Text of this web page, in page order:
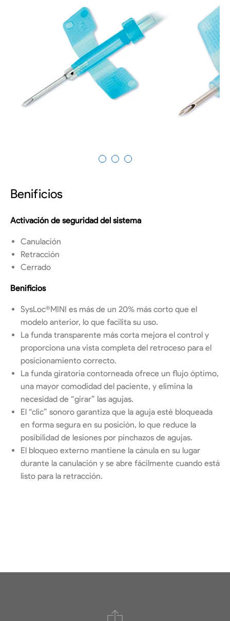
Benificios
Activación de seguridad del sistema
Canulación
Retracción
Cerrado
Benificios
SysLoc®MINI es más de un 20% más corto que el
modelo anterior, lo que facilita su uso.
La funda transparente más corta mejora el control y
proporciona una vista completa del retroceso para el
posicionamiento correcto.
La funda giratoria contorneada ofrece un flujo óptimo,
una mayor comodidad del paciente, y elimina la
necesidad de “girar” las agujas.
El “clic” sonoro garantiza que la aguja esté bloqueada
en forma segura en su posición, lo que reduce la
posibilidad de lesiones por pinchazos de agujas.
El bloqueo externo mantiene la cánula en su lugar
durante la canulación y se abre fácilmente cuando está
listo para la retracción.